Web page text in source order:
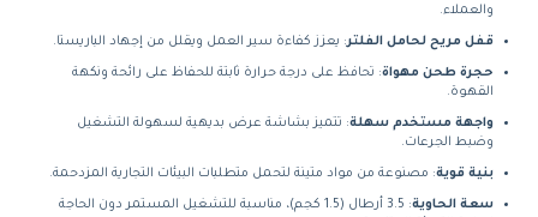
والعملاء.
قفل مريح لحامل الفلتر: يعزز كفاءة سير العمل ويقلل من إجهاد الباريستا.
حجرة طحن مهواة: تحافظ على درجة حرارة ثابتة للحفاظ على رائحة ونكهة
القهوة.
واجهة مستخدم سهلة: تتميز بشاشة عرض بديهية لسهولة التشغيل
وضبط الجرعات.
بنية قوية: مصنوعة من مواد متينة لتحمل متطلبات البيئات التجارية المزدحمة.
سعة الحاوية
: 3.5 أرطال (1.5 كجم)، مناسبة للتشغيل المستمر دون الحاجة